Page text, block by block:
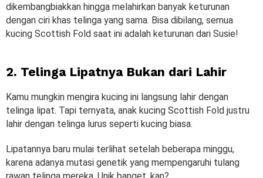
dikembangbiakkan hingga melahirkan banyak keturunan
dengan ciri khas telinga yang sama. Bisa dibilang, semua
kucing Scottish Fold saat ini adalah keturunan dari Susie!
2. Telinga Lipatnya Bukan dari Lahir
Kamu mungkin mengira kucing ini langsung lahir dengan
telinga lipat. Tapi ternyata, anak kucing Scottish Fold justru
lahir dengan telinga lurus seperti kucing biasa.
Lipatannya baru mulai terlihat setelah beberapa minggu,
karena adanya mutasi genetik yang mempengaruhi tulang